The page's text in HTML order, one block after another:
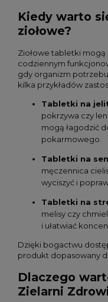
Kiedy warto
ziołowe?
Ziołowe tabletki mogą
codziennym
gdy organizm
kilka przykładów
Tabletki na
pokrzywa czy
mogą łagodzić
pokarmowego.
Tabletki na
męczennica
wyciszyć i
Tabletki na
melisy czy
i ułatwiać
Dzięki bogactwu
produkt dopasowany
Dlaczego
Zielarni